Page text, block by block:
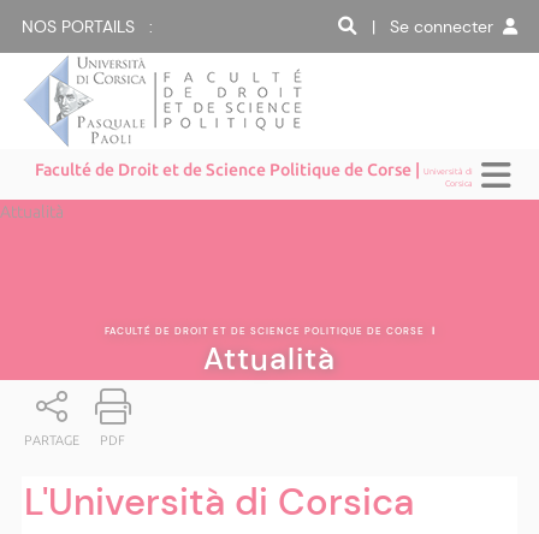
NOS PORTAILS : | Se connecter
Faculté de Droit et de Science Politique de Corse |Università di
Corsica
Attualità
FACULTÉ DE DROIT ET DE SCIENCE POLITIQUE DE CORSE |
Attualità
PARTAGE PDF
L'Università di Corsica